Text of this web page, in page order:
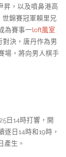
昇，以及噴鼻港高
錦賽冠軍賴里兄
為賽事一loft風室
決，唐丹作為男
場，將向男人棋手
日14時打響，開
日14時和19時，
產生。